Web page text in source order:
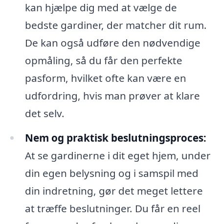
kan hjælpe dig med at vælge de
bedste gardiner, der matcher dit rum.
De kan også udføre den nødvendige
opmåling, så du får den perfekte
pasform, hvilket ofte kan være en
udfordring, hvis man prøver at klare
det selv.
Nem og praktisk beslutningsproces:
At se gardinerne i dit eget hjem, under
din egen belysning og i samspil med
din indretning, gør det meget lettere
at træffe beslutninger. Du får en reel